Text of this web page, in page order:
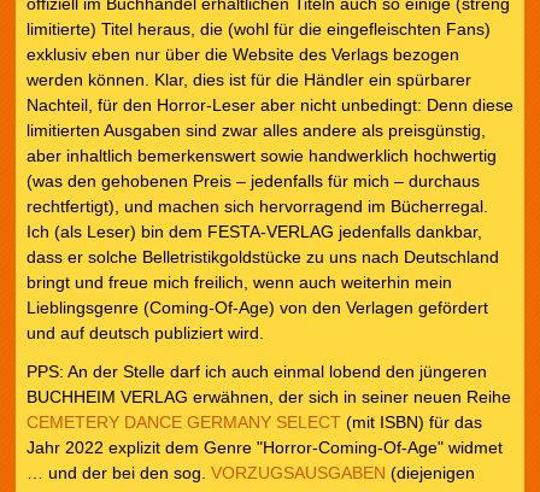
limitierte) Titel heraus, die (wohl für die eingefleischten Fans)
exklusiv eben nur über die Website des Verlags bezogen
werden können. Klar, dies ist für die Händler ein spürbarer
Nachteil, für den Horror-Leser aber nicht unbedingt: Denn diese
limitierten Ausgaben sind zwar alles andere als preisgünstig,
aber inhaltlich bemerkenswert sowie handwerklich hochwertig
(was den gehobenen Preis – jedenfalls für mich – durchaus
rechtfertigt), und machen sich hervorragend im Bücherregal.
Ich (als Leser) bin dem FESTA-VERLAG jedenfalls dankbar,
dass er solche Belletristikgoldstücke zu uns nach Deutschland
bringt und freue mich freilich, wenn auch weiterhin mein
Lieblingsgenre (Coming-Of-Age) von den Verlagen gefördert
und auf deutsch publiziert wird.
PPS: An der Stelle darf ich auch einmal lobend den jüngeren
BUCHHEIM VERLAG erwähnen, der sich in seiner neuen Reihe
CEMETERY DANCE GERMANY SELECT(mit ISBN) für das
Jahr 2022 explizit dem Genre "Horror-Coming-Of-Age" widmet
… und der bei den sog. VORZUGSAUSGABEN (diejenigen